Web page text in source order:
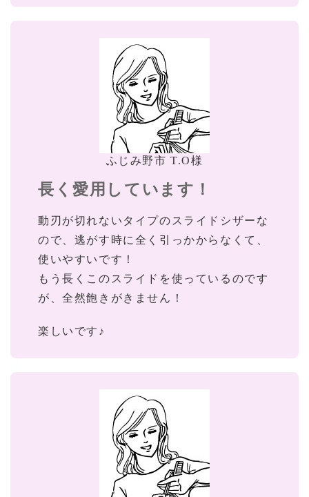
ふじみ野市 T.O様
長く愛用しています！
動刃が切れないタイプのスライドシザーな
ので、逃がす時に全く引っかからなくて、
使いやすいです！
もう長くこのスライドを使っているのです
が、全然飽きがきません！
楽しいです♪